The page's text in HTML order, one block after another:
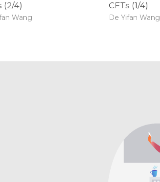
(2/4)
Wang
CFTs (1/4)
De Yifan Wang